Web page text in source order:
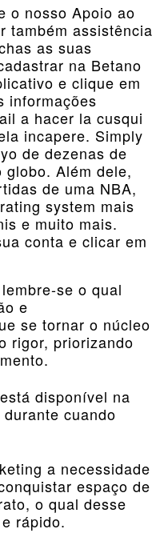
o nosso Apoio ao
também assistência
as suas
na Betano
e clique em
informações
a hacer la cusqui
incapere. Simply
de dezenas de
Além dele,
de uma NBA,
system mais
e muito mais.
conta e clicar em
se o qual
e
se tornar o núcleo
rigor, priorizando
disponível na
cuando
a necessidade
espaço de
o qual desse
rápido.